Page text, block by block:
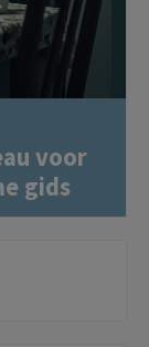
voor
gids